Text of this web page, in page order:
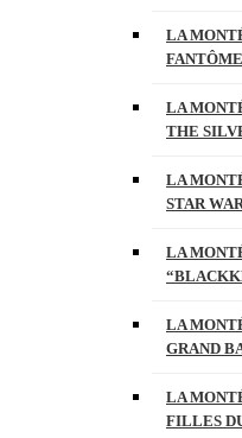
LA
LA
THE
LA
STAR
LA
LA
GRAND
LA
FILLES